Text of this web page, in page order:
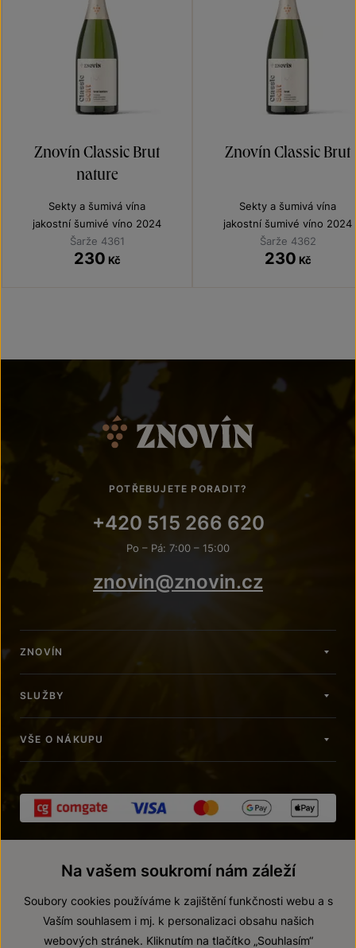
Znovín Classic Brut
nature
Sekty a šumivá vína
jakostní šumivé víno 2024
Šarže 4361
230 Kč
Znovín Classic Brut
Sekty a šumivá vína
jakostní šumivé víno 2024
Šarže 4362
230 Kč
POTŘEBUJETE PORADIT?
+420 515 266 620
Po – Pá: 7:00 – 15:00
znovin@znovin.cz
ZNOVÍN
SLUŽBY
VŠE O NÁKUPU
© 2026 ZNOVÍN ZNOJMO, a. s.
Na vašem soukromí nám záleží
Soubory cookies používáme k zajištění funkčnosti webu a s
Vaším souhlasem i mj. k personalizaci obsahu našich
webových stránek. Kliknutím na tlačítko „Souhlasím“